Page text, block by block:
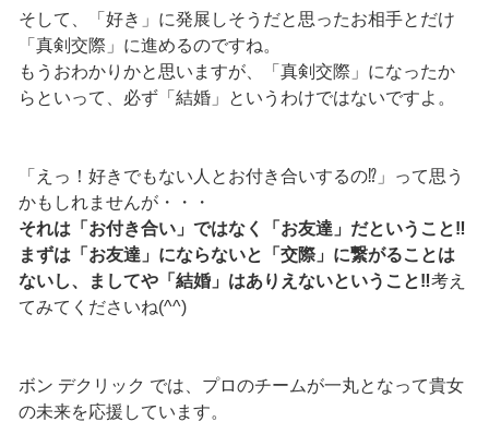
そして、「好き」に発展しそうだと思ったお相手とだけ
「真剣交際」に進めるのですね。
もうおわかりかと思いますが、「真剣交際」になったか
らといって、必ず「結婚」というわけではないですよ。
「えっ！好きでもない人とお付き合いするの⁉」って思う
かもしれませんが・・・
それは「お付き合い」ではなく「お友達」だということ‼
まずは「お友達」にならないと「交際」に繋がることは
ないし、ましてや「結婚」はありえないということ‼考え
てみてくださいね(^^)
ボン デクリック では、プロのチームが一丸となって貴女
の未来を応援しています。